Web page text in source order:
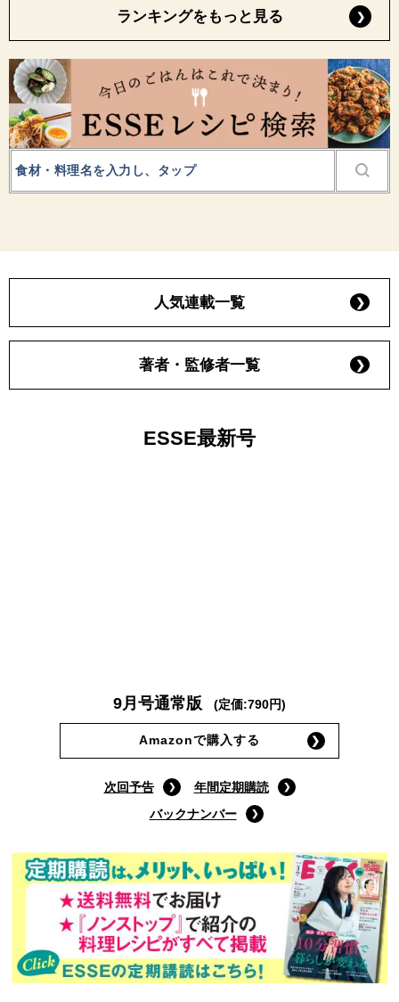
ランキングをもっと見る
人気連載一覧
著者・監修者一覧
ESSE最新号
9月号通常版 (定価:790円)
Amazonで購入する
次回予告
年間定期購読
バックナンバー